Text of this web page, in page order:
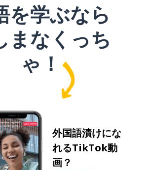
を学ぶなら
まなくっち
ゃ！
外国語漬けにな
れるTikTok動
画？